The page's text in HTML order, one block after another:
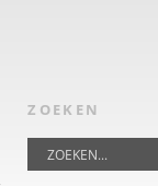
ZOEKEN